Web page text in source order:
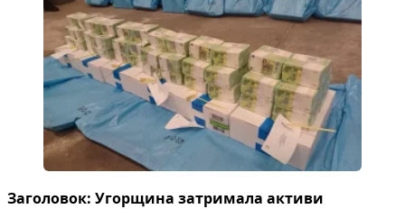
Заголовок: Угорщина затримала активи